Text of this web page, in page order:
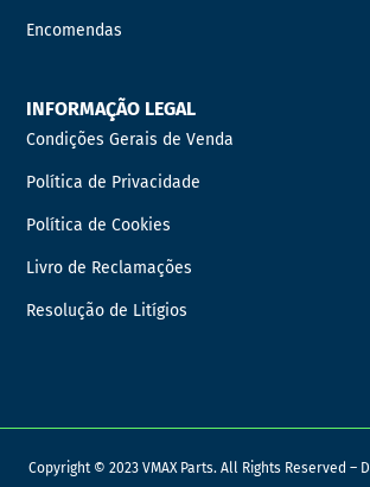
Encomendas
INFORMAÇÃO LEGAL
Condições Gerais de Venda
Política de Privacidade
Política de Cookies
Livro de Reclamações
Resolução de Litígios
Copyright © 2023 VMAX Parts. All Rights Reserved –